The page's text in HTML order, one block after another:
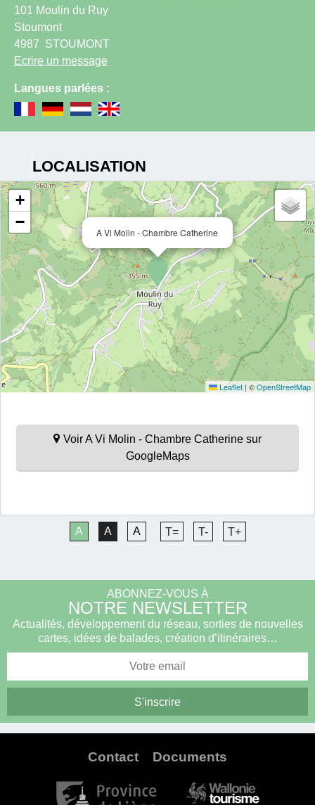
101 Moulin du Ruy
Stoumont
4987 STOUMONT
Ecrire un message
Langues parlées :
LOCALISATION
A Vi Molin - Chambre Catherine
+
−
Leaflet | ©OpenStreetMap
Voir A Vi Molin - Chambre Catherine sur
GoogleMaps
A A A T= T- T+
ABONNEZ-VOUS À
NOTRE NEWSLETTER
Actualités, développement du réseau, sorties de nouvelles
cartes, idées de balades, création d’itinéraires…
Contact Documents